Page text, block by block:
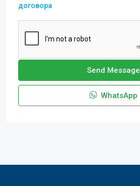
договора
Send Message
WhatsApp